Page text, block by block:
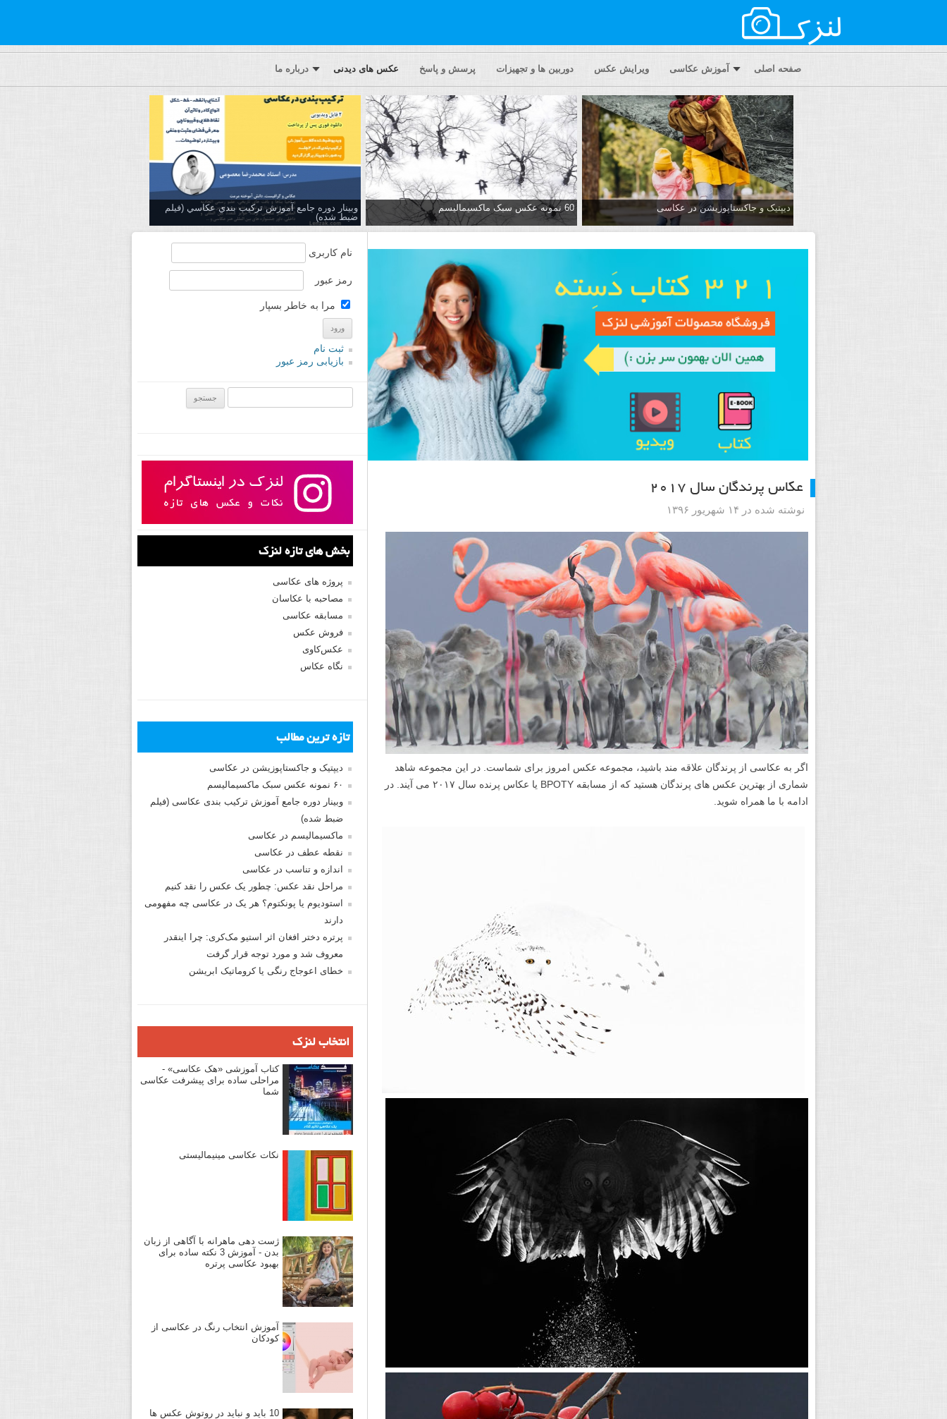
صفحه اصلی آموزش عکاسی ویرایش عکس دوربین ها و تجهیزات پرسش و پاسخ عکس های دیدنی درباره ما
دیپتیک و جاکستا‌پوزیشن در عکاسی 60 نمونه عکس سبک ماکسیمالیسم
وبینار دوره جامع آموزش تركيب بندي عكاسي (فیلم
ضبط شده)
عکاس پرندگان سال ۲۰۱۷
نوشته شده در ۱۴ شهریور ۱۳۹۶
اگر به عکاسی از پرندگان علاقه مند باشید، مجموعه عکس امروز برای شماست. در این مجموعه شاهد
شماری از بهترین عکس های پرندگان هستید که از مسابقه BPOTY یا عکاس پرنده سال ۲۰۱۷ می آیند. در
ادامه با ما همراه شوید.
نام کاربری
رمز عبور
مرا به خاطر بسپار
ثبت نام
بازیابی رمز عبور
بخش های تازه لنزک
پروژه های عکاسی
مصاحبه با عکاسان
مسابقه عکاسی
فروش عکس
عکس‌کاوی
نگاه عکاس
تازه ترین مطالب
دیپتیک و جاکستا‌پوزیشن در عکاسی
۶۰ نمونه عکس سبک ماکسیمالیسم
وبینار دوره جامع آموزش ترکیب بندی عکاسی (فیلم
ضبط شده)
ماکسیمالیسم در عکاسی
نقطه عطف در عکاسی
اندازه و تناسب در عکاسی
مراحل نقد عکس: چطور یک عکس را نقد کنیم
استودیوم یا پونکتوم؟ هر یک در عکاسی چه مفهومی
دارند
پرتره دختر افغان اثر استیو مک‌کری: چرا اینقدر
معروف شد و مورد توجه قرار گرفت
خطای اعوجاج رنگی یا کروماتیک ابریشن
انتخاب لنزک
کتاب آموزشی «هک عکاسی» -
مراحلی ساده برای پیشرفت عکاسی
شما
نکات عکاسی مینیمالیستی
ژست دهی ماهرانه با آگاهی از زبان
بدن - آموزش 3 نکته ساده برای
بهبود عکاسی پرتره
آموزش انتخاب رنگ در عکاسی از
کودکان
10 باید و نباید در روتوش عکس ها